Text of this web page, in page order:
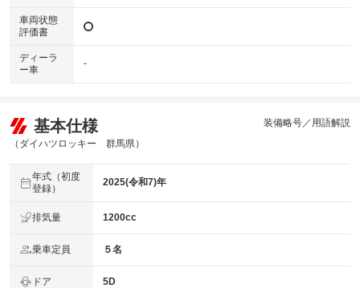
車両状態
評価書
ディーラ
ー車
-
基本仕様
（ダイハツロッキー 群馬県）
装備略号／用語解説
年式（初度
登録）
2025(令和7)年
排気量 1200cc
乗車定員 ５名
ドア 5D